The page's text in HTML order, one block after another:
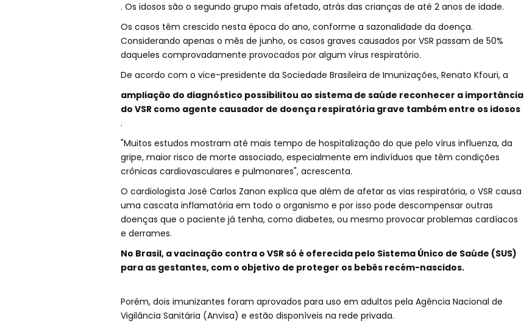
. Os idosos são o segundo grupo mais afetado, atrás das crianças de até 2 anos de idade.
Os casos têm crescido nesta época do ano, conforme a sazonalidade da doença.
Considerando apenas o mês de junho, os casos graves causados por VSR passam de 50%
daqueles comprovadamente provocados por algum vírus respiratório.
De acordo com o vice-presidente da Sociedade Brasileira de Imunizações, Renato Kfouri, a
ampliação do diagnóstico possibilitou ao sistema de saúde reconhecer a importância
do VSR como agente causador de doença respiratória grave também entre os idosos
.
"Muitos estudos mostram até mais tempo de hospitalização do que pelo vírus influenza, da
gripe, maior risco de morte associado, especialmente em indivíduos que têm condições
crônicas cardiovasculares e pulmonares", acrescenta.
O cardiologista José Carlos Zanon explica que além de afetar as vias respiratória, o VSR causa
uma cascata inflamatória em todo o organismo e por isso pode descompensar outras
doenças que o paciente já tenha, como diabetes, ou mesmo provocar problemas cardíacos
e derrames.
No Brasil, a vacinação contra o VSR só é oferecida pelo Sistema Único de Saúde (SUS)
para as gestantes, com o objetivo de proteger os bebês recém-nascidos.
Porém, dois imunizantes foram aprovados para uso em adultos pela Agência Nacional de
Vigilância Sanitária (Anvisa) e estão disponíveis na rede privada.